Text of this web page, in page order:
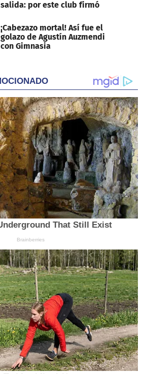
salida: por este club firmó
¡Cabezazo mortal! Así fue el
golazo de Agustín Auzmendi
con Gimnasia